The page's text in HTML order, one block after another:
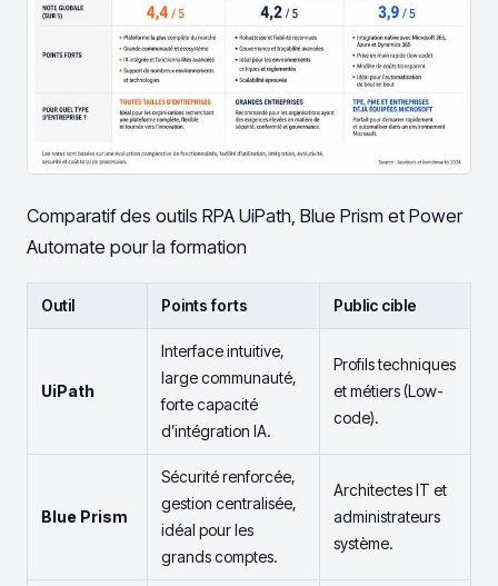
Comparatif des outils RPA UiPath, Blue Prism et Power
Automate pour la formation
Outil Points forts Public cible
UiPath
Interface intuitive,
large communauté,
forte capacité
d’intégration IA.
Profils techniques
et métiers (Low-
code).
Blue Prism
Sécurité renforcée,
gestion centralisée,
idéal pour les
grands comptes.
Architectes IT et
administrateurs
système.